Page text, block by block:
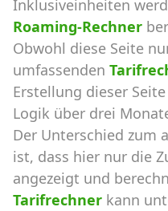
Inklusiveinheiten
Roaming-Rechner
Obwohl diese Seite
umfassenden
Erstellung dieser
Logik über drei
Der Unterschied zum
ist, dass hier nur die
angezeigt und
Tarifrechner kann